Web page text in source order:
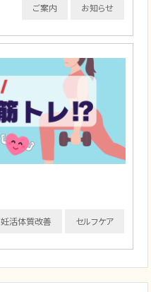
お知らせ
ご案内
セルフケア
妊活体質改善